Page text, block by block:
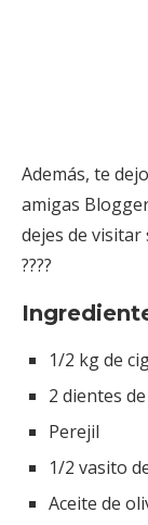
Además, te
amigas
dejes de
????
1/2 kg de
2 dientes
Perejil
1/2 vasito
Aceite de